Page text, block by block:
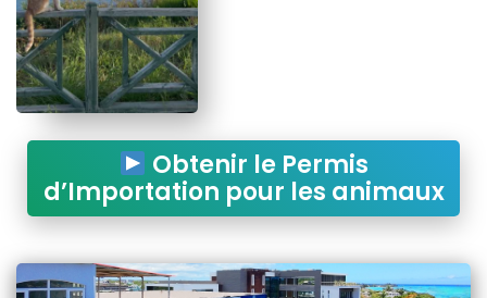
Obtenir le Permis
d’Importation pour les animaux